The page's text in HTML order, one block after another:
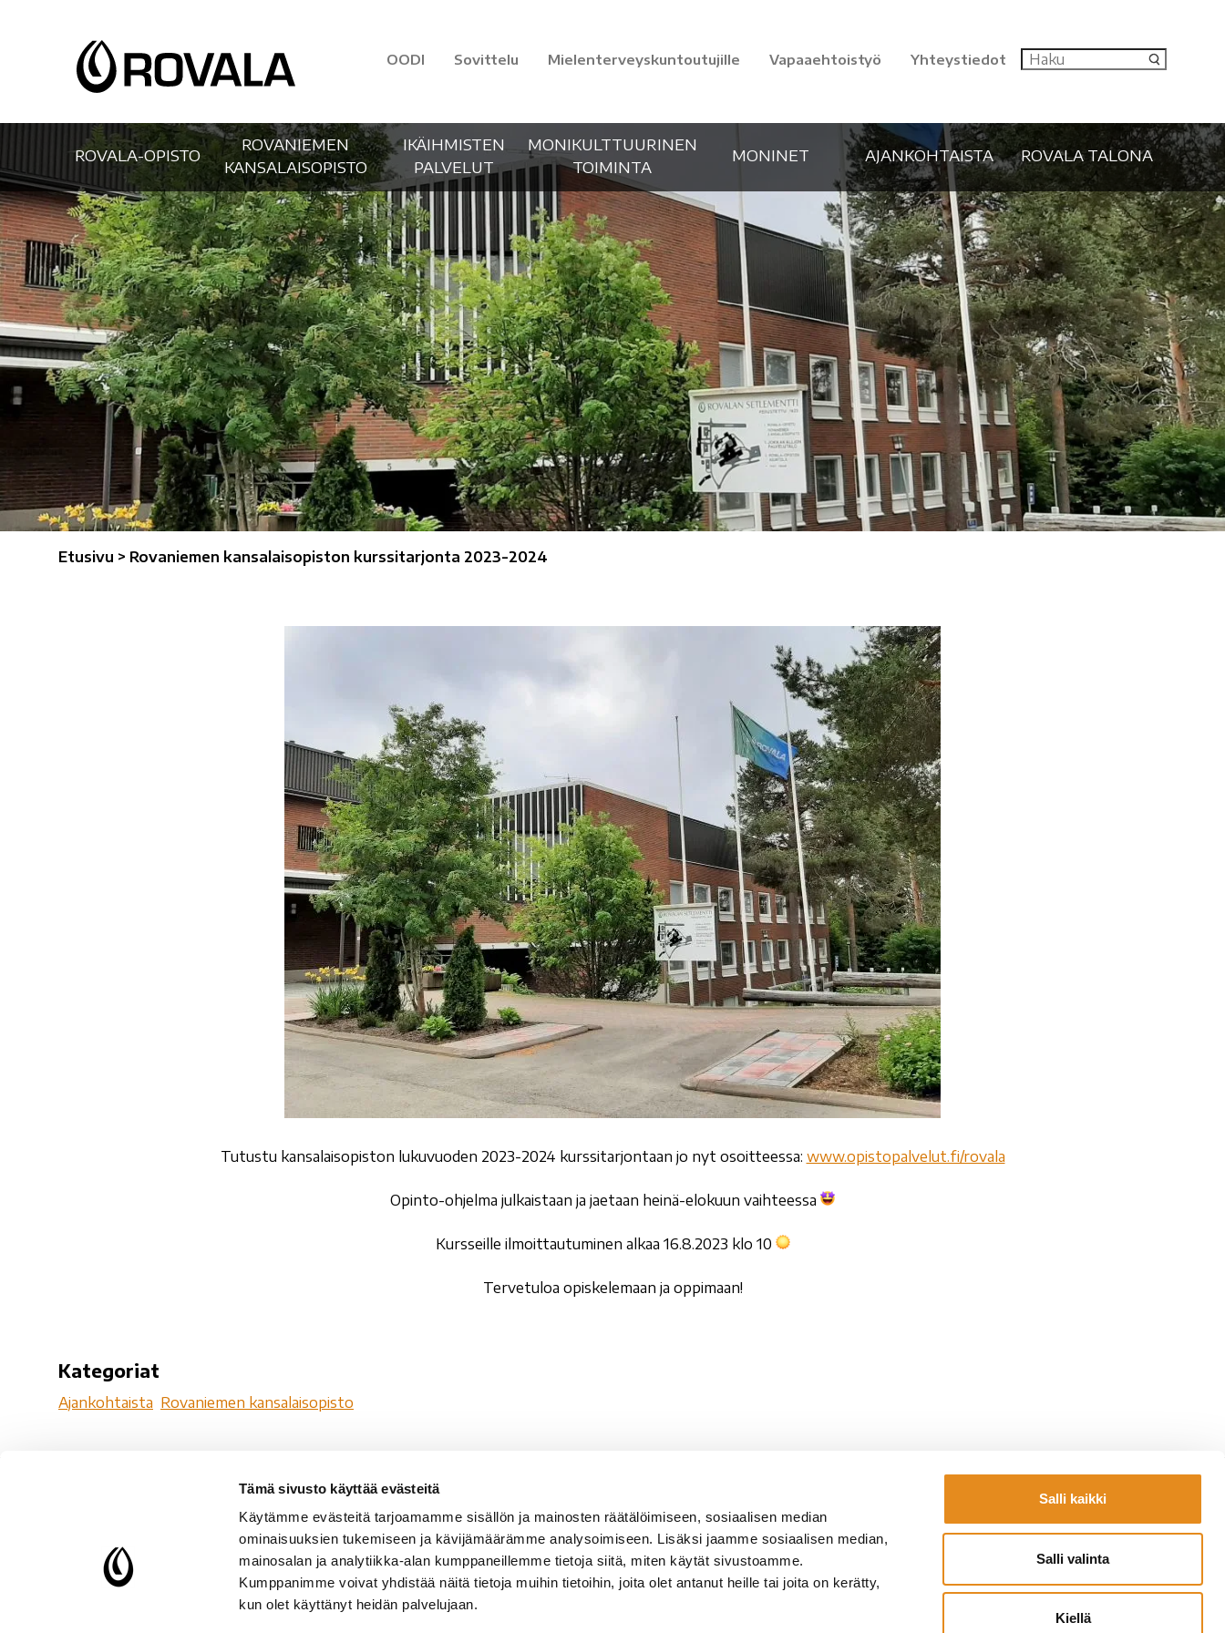
Tämä sivusto käyttää evästeitä
Käytämme evästeitä tarjoamamme sisällön ja mainosten räätälöimiseen, sosiaalisen median
ominaisuuksien tukemiseen ja kävijämäärämme analysoimiseen. Lisäksi jaamme sosiaalisen median,
mainosalan ja analytiikka-alan kumppaneillemme tietoja siitä, miten käytät sivustoamme.
Kumppanimme voivat yhdistää näitä tietoja muihin tietoihin, joita olet antanut heille tai joita on kerätty,
kun olet käyttänyt heidän palvelujaan.
Salli kaikki
Salli valinta
Kiellä
OODI Sovittelu Mielenterveyskuntoutujille Vapaaehtoistyö Yhteystiedot
ROVALA-OPISTO
ROVANIEMEN
KANSALAISOPISTO
IKÄIHMISTEN
PALVELUT
MONIKULTTUURINEN
TOIMINTA
MONINET AJANKOHTAISTA ROVALA TALONA
Etusivu > Rovaniemen kansalaisopiston kurssitarjonta 2023-2024
Tutustu kansalaisopiston lukuvuoden 2023-2024 kurssitarjontaan jo nyt osoitteessa: www.opistopalvelut.fi/rovala
Opinto-ohjelma julkaistaan ja jaetaan heinä-elokuun vaihteessa
Kursseille ilmoittautuminen alkaa 16.8.2023 klo 10
Tervetuloa opiskelemaan ja oppimaan!
Kategoriat
Ajankohtaista Rovaniemen kansalaisopisto
Rovalan Setlementti ry
Rovala 5
96100 Rovaniemi
Y-tunnus: 0210668-5
Sähköpostit
etunimi.sukunimi@rovala.fi
rovala-opisto@rovala.fi
kansalaisopisto@rovala.fi
Laskutustiedot